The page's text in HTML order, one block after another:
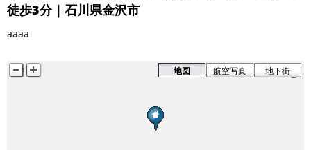
徒歩3分｜石川県金沢市
aaaa
地図 航空写真 地下街